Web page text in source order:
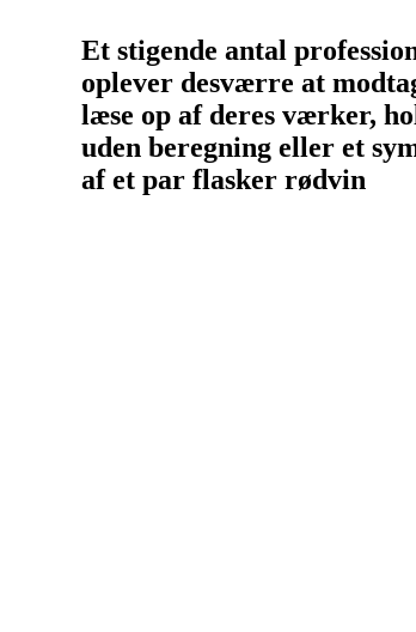
Et stigende antal
oplever desværre at
læse op af deres værker,
uden beregning eller et
af et par flasker rødvin